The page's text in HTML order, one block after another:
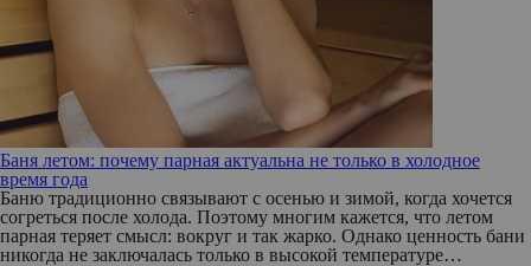
Баня летом: почему парная актуальна не только в холодное
время года
Баню традиционно связывают с осенью и зимой, когда хочется
согреться после холода. Поэтому многим кажется, что летом
парная теряет смысл: вокруг и так жарко. Однако ценность бани
никогда не заключалась только в высокой температуре…